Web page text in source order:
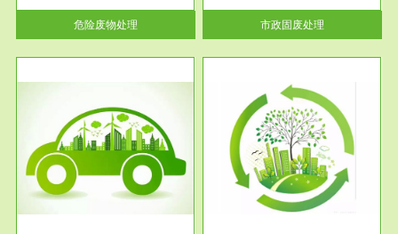
危险废物处理
理处...
市政固废处理
服务范围
工作场所职业危害现状评价
【现状评价意义】：具体因素---
-通过质谱分析等多种手段明确